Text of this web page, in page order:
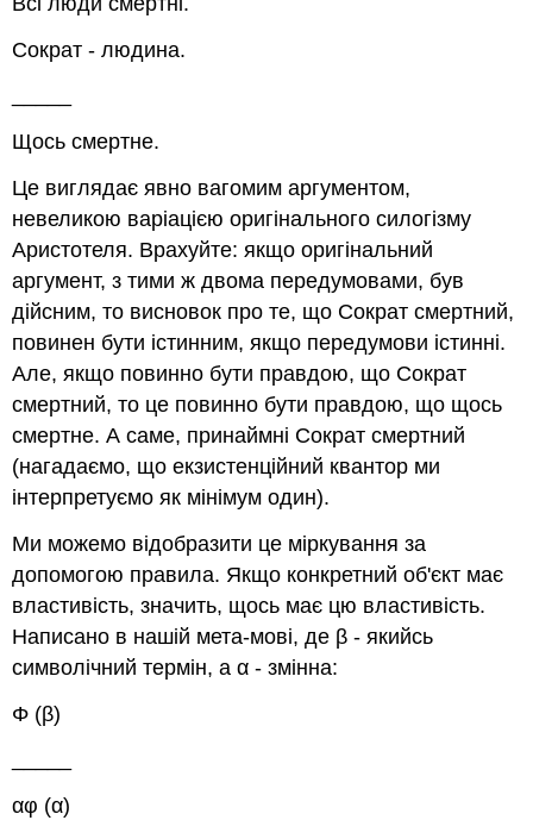
Сократ - людина.
Щось смертне.
Це виглядає явно вагомим аргументом,
невеликою варіацією оригінального силогізму
Аристотеля. Врахуйте: якщо оригінальний
аргумент, з тими ж двома передумовами, був
дійсним, то висновок про те, що Сократ смертний,
повинен бути істинним, якщо передумови істинні.
Але, якщо повинно бути правдою, що Сократ
смертний, то це повинно бути правдою, що щось
смертне. А саме, принаймні Сократ смертний
(нагадаємо, що екзистенційний квантор ми
інтерпретуємояк мінімум один).
Ми можемо відобразити це міркування за
допомогою правила. Якщо конкретний об'єкт має
властивість, значить, щось має цю властивість.
Написано в нашій мета-мові, де β - якийсь
символічний термін, аα - змінна:
Φ (β)
αφ (α)